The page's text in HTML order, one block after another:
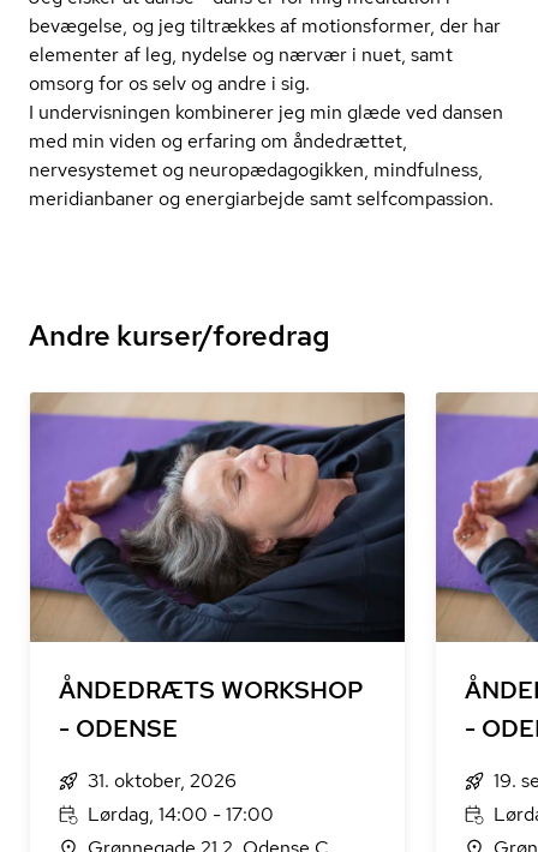
bevægelse, og jeg tiltrækkes af motionsformer, der har
elementer af leg, nydelse og nærvær i nuet, samt
omsorg for os selv og andre i sig.
I undervisningen kombinerer jeg min glæde ved dansen
med min viden og erfaring om åndedrættet,
nervesystemet og neu­ro­pæ­da­go­gik­ken, mindfulness,
meridianbaner og energiarbejde samt selfcompassion.
Andre kurser/foredrag
ÅNDEDRÆTS WORKSHOP
- ODENSE
31. oktober, 2026
Lørdag, 14:00 - 17:00
-
19.